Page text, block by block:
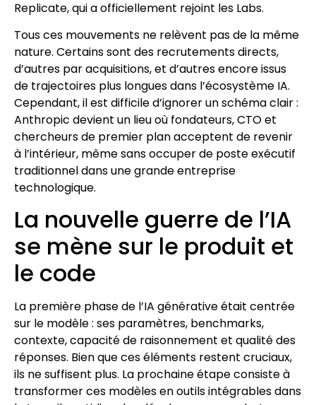
Replicate, qui a officiellement rejoint les Labs.
Tous ces mouvements ne relèvent pas de la même
nature. Certains sont des recrutements directs,
d’autres par acquisitions, et d’autres encore issus
de trajectoires plus longues dans l’écosystème IA.
Cependant, il est difficile d’ignorer un schéma clair :
Anthropic devient un lieu où fondateurs, CTO et
chercheurs de premier plan acceptent de revenir
à l’intérieur, même sans occuper de poste exécutif
traditionnel dans une grande entreprise
technologique.
La nouvelle guerre de l’IA
se mène sur le produit et
le code
La première phase de l’IA générative était centrée
sur le modèle : ses paramètres, benchmarks,
contexte, capacité de raisonnement et qualité des
réponses. Bien que ces éléments restent cruciaux,
ils ne suffisent plus. La prochaine étape consiste à
transformer ces modèles en outils intégrables dans